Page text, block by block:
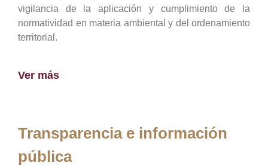
vigilancia de la aplicación y cumplimiento de la
normatividad en materia ambiental y del ordenamiento
territorial.
Ver más
Transparencia e información
pública